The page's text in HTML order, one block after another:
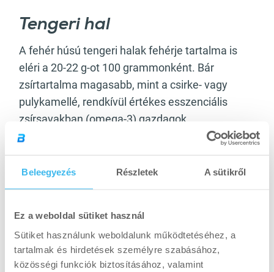
Beleegyezés Részletek A sütikről
Ez a weboldal sütiket használ
Sütiket használunk weboldalunk működtetéséhez, a
tartalmak és hirdetések személyre szabásához,
közösségi funkciók biztosításához, valamint
Tengeri hal
A fehér húsú tengeri halak fehérje tartalma is
eléri a 20-22 g-ot 100 grammonként. Bár
zsírtartalma magasabb, mint a csirke- vagy
pulykamellé, rendkívül értékes esszenciális
zsírsavakban (omega-3) gazdagok.
Leggyakrabban fagyasztott formában érhető el,
ételkészítés közben sok vizet veszít.